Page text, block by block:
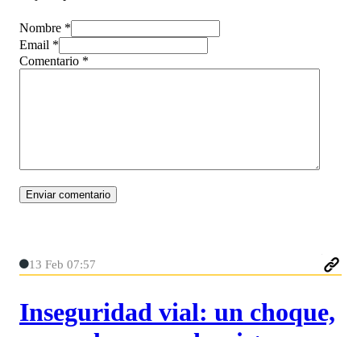
Nombre *
Email *
Comentario *
13 Feb 07:57
Inseguridad vial: un choque,